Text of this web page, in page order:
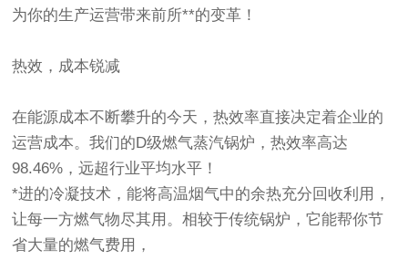
为你的生产运营带来前所**的变革！
热效，成本锐减
在能源成本不断攀升的今天，热效率直接决定着企业的
运营成本。我们的D级燃气蒸汽锅炉，热效率高达
98.46%，远超行业平均水平！
*进的冷凝技术，能将高温烟气中的余热充分回收利用，
让每一方燃气物尽其用。相较于传统锅炉，它能帮你节
省大量的燃气费用，